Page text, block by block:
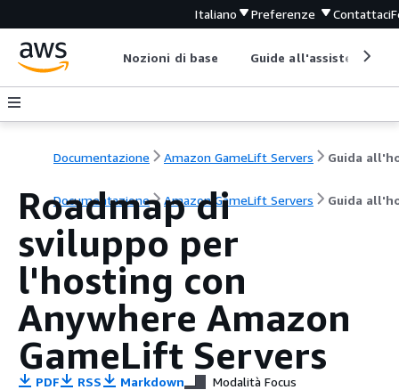
Italiano Preferenze Contattaci
Nozioni di base Guide all'assistenza
Documentazione Amazon GameLift Servers
Documentazione Amazon GameLift Servers Guida
Roadmap di
sviluppo per
l'hosting con
Anywhere Amazon
GameLift Servers
PDF RSS Markdown Modalità Focus